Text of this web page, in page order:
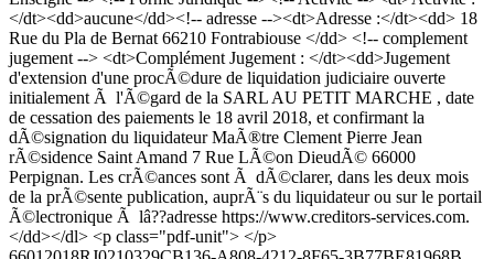
</dt><dd>aucune</dd><!-- adresse --><dt>Adresse :</dt><dd> 18
Rue du Pla de Bernat 66210 Fontrabiouse </dd> <!-- complement
jugement --> <dt>Complément Jugement : </dt><dd>Jugement
d'extension d'une procÃ©dure de liquidation judiciaire ouverte
initialement Ã l'Ã©gard de la SARL AU PETIT MARCHE , date
de cessation des paiements le 18 avril 2018, et confirmant la
dÃ©signation du liquidateur MaÃ®tre Clement Pierre Jean
rÃ©sidence Saint Amand 7 Rue LÃ©on DieudÃ© 66000
Perpignan. Les crÃ©ances sont Ã dÃ©clarer, dans les deux mois
de la prÃ©sente publication, auprÃ¨s du liquidateur ou sur le portail
Ã©lectronique Ã lâ??adresse https://www.creditors-services.com.
</dd></dl> <p class="pdf-unit"> </p>